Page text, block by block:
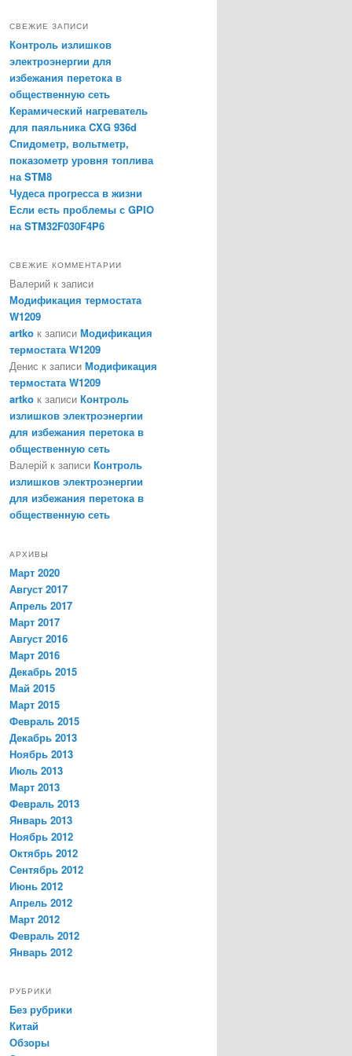
с
СВЕЖИЕ ЗАПИСИ
Контроль излишков
электроэнергии для
избежания перетока в
общественную сеть
Керамический нагреватель
для паяльника CXG 936d
Спидометр, вольтметр,
показометр уровня топлива
на STM8
Чудеса прогресса в жизни
Если есть проблемы с GPIO
на STM32F030F4P6
СВЕЖИЕ КОММЕНТАРИИ
Валерий к записи
Модификация термостата
W1209
artko к записи Модификация
термостата W1209
Денис к записи Модификация
термостата W1209
artko к записи Контроль
излишков электроэнергии
для избежания перетока в
общественную сеть
Валерій к записи Контроль
излишков электроэнергии
для избежания перетока в
общественную сеть
АРХИВЫ
Март 2020
Август 2017
Апрель 2017
Март 2017
Август 2016
Март 2016
Декабрь 2015
Май 2015
Март 2015
Февраль 2015
Декабрь 2013
Ноябрь 2013
Июль 2013
Март 2013
Февраль 2013
Январь 2013
Ноябрь 2012
Октябрь 2012
Сентябрь 2012
Июнь 2012
Апрель 2012
Март 2012
Февраль 2012
Январь 2012
РУБРИКИ
Без рубрики
Китай
Обзоры